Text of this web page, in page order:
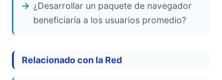
¿Desarrollar un paquete de navegador
beneficiaría a los usuarios promedio?
Relacionado con la Red